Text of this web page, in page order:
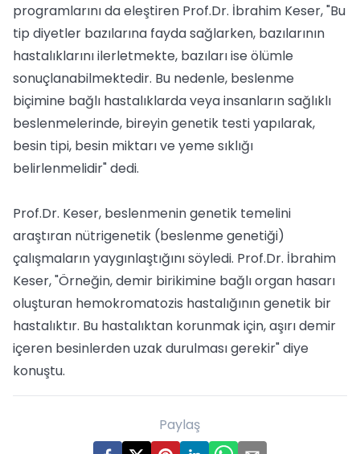
programlarını da eleştiren Prof.Dr. İbrahim Keser, "Bu
tip diyetler bazılarına fayda sağlarken, bazılarının
hastalıklarını ilerletmekte, bazıları ise ölümle
sonuçlanabilmektedir. Bu nedenle, beslenme
biçimine bağlı hastalıklarda veya insanların sağlıklı
beslenmelerinde, bireyin genetik testi yapılarak,
besin tipi, besin miktarı ve yeme sıklığı
belirlenmelidir" dedi.
Prof.Dr. Keser, beslenmenin genetik temelini
araştıran nütrigenetik (beslenme genetiği)
çalışmaların yaygınlaştığını söyledi. Prof.Dr. İbrahim
Keser, "Örneğin, demir birikimine bağlı organ hasarı
oluşturan hemokromatozis hastalığının genetik bir
hastalıktır. Bu hastalıktan korunmak için, aşırı demir
içeren besinlerden uzak durulması gerekir" diye
konuştu.
Paylaş